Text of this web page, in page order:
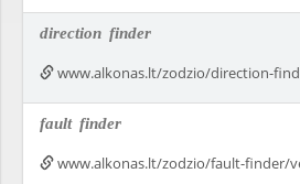
direction finder
www.alkonas.lt/zodzio/direction-
fault finder
www.alkonas.lt/zodzio/fault-finder/